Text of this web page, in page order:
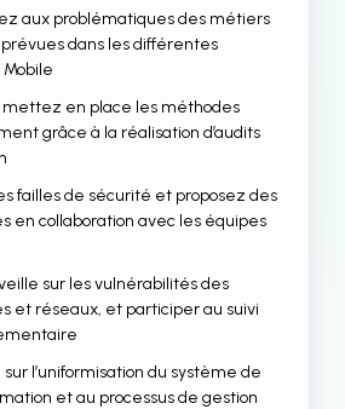
aux problématiques des métiers
dans les différentes
mettez en place les méthodes
grâce à la réalisation d’audits
failles de sécurité et proposez des
en collaboration avec les équipes
sur les vulnérabilités des
et réseaux, et participer au suivi
sur l’uniformisation du système de
et au processus de gestion